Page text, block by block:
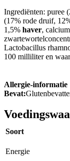
Ingrediënten: puree
(17% rode druif,
1,5% haver,
Lactobacillus
100 milliliter en
Allergie-informatie
Bevat:
Soort
Energie